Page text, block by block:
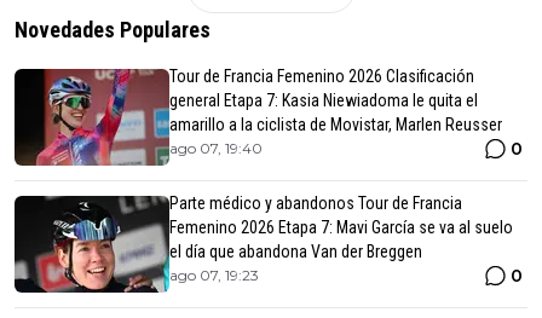
Novedades Populares
Tour de Francia Femenino 2026 Clasificación
general Etapa 7: Kasia Niewiadoma le quita el
amarillo a la ciclista de Movistar, Marlen Reusser
ago 07, 19:40 0
Parte médico y abandonos Tour de Francia
Femenino 2026 Etapa 7: Mavi García se va al suelo
el día que abandona Van der Breggen
ago 07, 19:23 0